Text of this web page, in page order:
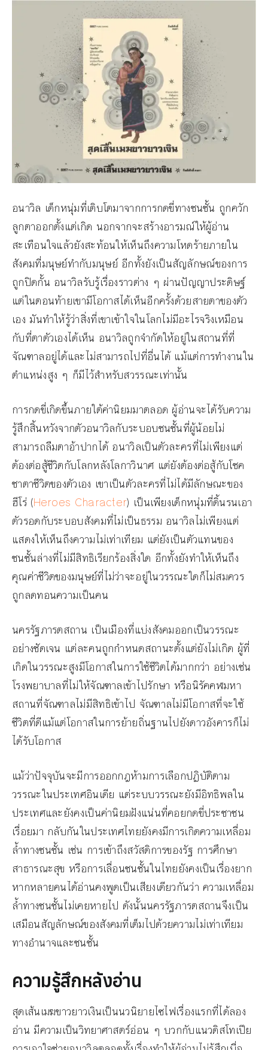
อนาวิล เด็กหนุ่มที่เติบโตมาจากการกดขี่ทางชนชั้น ถูกควัก
ลูกตาออกตั้งแต่เกิด นอกจากจะสร้างอารมณ์ให้ผู้อ่าน
สะเทือนใจแล้วยังสะท้อนให้เห็นถึงความโหดร้ายภายใน
สังคมที่มนุษย์ทำกับมนุษย์ อีกทั้งยังเป็นสัญลักษณ์ของการ
ถูกปิดกั้น อนาวิลรับรู้เรื่องราวต่าง ๆ ผ่านปัญญาประดิษฐ์
แต่ในตอนท้ายเขามีโอกาสได้เห็นอีกครั้งด้วยสายตาของตัว
เอง มันทำให้รู้ว่าสิ่งที่เขาเข้าใจในโลกไม่มีอะไรจริงเหมือน
กับที่ตาตัวเองได้เห็น อนาวิลถูกจำกัดให้อยู่ในสถานที่ที่
จัณฑาลอยู่ได้และไม่สามารถไปที่อื่นได้ แม้แต่การทำงานใน
ตำแหน่งสูง ๆ ก็มีไว้สำหรับสวรรณะเท่านั้น
การกดขี่เกิดขึ้นภายใต้ค่านิยมมาตลอด ผู้อ่านจะได้รับความ
รู้สึกสิ้นหวังจากตัวอนาวิลกับระบอบชนชั้นที่ผู้น้อยไม่
สามารถลืมตาอ้าปากได้ อนาวิลเป็นตัวละครที่ไม่เพียงแต่
ต้องต่อสู้ชีวิตกับโลกหลังโลกาวินาศ แต่ยังต้องต่อสู้กับโชค
ชาตาชีวิตของตัวเอง เขาเป็นตัวละครที่ไม่ได้มีลักษณะของ
ฮีโร่ (Heroes Character) เป็นเพียงเด็กหนุ่มที่ดิ้นรนเอา
ตัวรอดกับระบอบสังคมที่ไม่เป็นธรรม อนาวิลไม่เพียงแต่
แสดงให้เห็นถึงความไม่เท่าเทียม แต่ยังเป็นตัวแทนของ
ชนชั้นล่างที่ไม่มีสิทธิเรียกร้องสิ่งใด อีกทั้งยังทำให้เห็นถึง
คุณค่าชีวิตของมนุษย์ที่ไม่ว่าจะอยู่ในวรรณะใดก็ไม่สมควร
ถูกลดทอนความเป็นคน
นครรัฐภารตสถาน เป็นเมืองที่แบ่งสังคมออกเป็นวรรณะ
อย่างชัดเจน แต่ละคนถูกกำหนดสถานะตั้งแต่ยังไม่เกิด ผู้ที่
เกิดในวรรณะสูงมีโอกาสในการใช้ชีวิตได้มากกว่า อย่างเช่น
โรงพยาบาลที่ไม่ให้จัณฑาลเข้าไปรักษา หรือนิรัคคฬมหา
สถานที่จัณฑาลไม่มีสิทธิเข้าไป จัณฑาลไม่มีโอกาสที่จะใช้
ชีวิตที่ดีแม้แต่โอกาสในการย้ายถิ่นฐานไปยังดาวอังคารก็ไม่
ได้รับโอกาส
แม้ว่าปัจจุบันจะมีการออกกฎห้ามการเลือกปฏิบัติตาม
วรรณะในประเทศอินเดีย แต่ระบบวรรณะยังมีอิทธิพลใน
ประเทศและยังคงเป็นค่านิยมฝังแน่นที่คอยกดขี่ประชาชน
เรื่อยมา กลับกันในประเทศไทยยังคงมีการเกิดความเหลื่อม
ล้ำทางชนชั้น เช่น การเข้าถึงสวัสดิการของรัฐ การศึกษา
สาธารณะสุข หรือการเลื่อนชนชั้นในไทยยังคงเป็นเรื่องยาก
หากหลายคนได้อ่านคงพูดเป็นเสียงเดียวกันว่า ความเหลื่อม
ล้ำทางชนชั้นไม่เคยหายไป ดังนั้นนครรัฐภารตสถานจึงเป็น
เสมือนสัญลักษณ์ของสังคมที่เต็มไปด้วยความไม่เท่าเทียม
ทางอำนาจและชนชั้น
ความรู้สึกหลังอ่าน
สุดเส้นเมฆขาวยาวเงินเป็นนวนิยายไซไฟเรื่องแรกที่ได้ลอง
อ่าน มีความเป็นวิทยาศาสตร์อ่อน ๆ บวกกับแนวดิสโทเปีย